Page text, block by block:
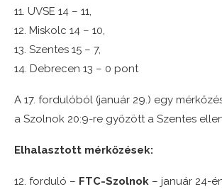
11. UVSE 14 – 11,
12. Miskolc 14 – 10,
13. Szentes 15 – 7,
14. Debrecen 13 – 0 pont
A 17. fordulóból (január 29.) egy
a Szolnok 20:9-re győzött a Szentes
Elhalasztott mérkőzések:
12. forduló – FTC-Szolnok – január 24-